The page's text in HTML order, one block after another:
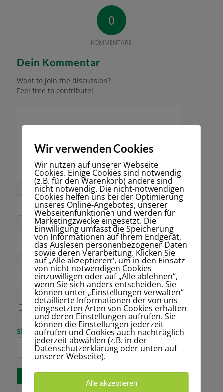
0
KOMMENTARE
Dein Kommentar
Want to join the discussion?
Feel free to contribute!
Name*
E-Mail-Adresse
*
Website
Name, E-Mail-
Adresse und
Website in
diesem Browser
für meinen
nächsten
Bitte gib eine
Antwort in
Ziffern ein:
siebzehn + vier =
Wir verwenden Cookies
Wir nutzen auf unserer Webseite
Cookies. Einige Cookies sind notwendig
(z.B. für den Warenkorb) andere sind
nicht notwendig. Die nicht-notwendigen
Cookies helfen uns bei der Optimierung
unseres Online-Angebotes, unserer
Webseitenfunktionen und werden für
Marketingzwecke eingesetzt. Die
Einwilligung umfasst die Speicherung
von Informationen auf Ihrem Endgerät,
das Auslesen personenbezogener Daten
sowie deren Verarbeitung. Klicken Sie
auf „Alle akzeptieren“, um in den Einsatz
von nicht notwendigen Cookies
einzuwilligen oder auf „Alle ablehnen“,
wenn Sie sich anders entscheiden. Sie
können unter „Einstellungen verwalten“
detaillierte Informationen der von uns
eingesetzten Arten von Cookies erhalten
und deren Einstellungen aufrufen. Sie
können die Einstellungen jederzeit
aufrufen und Cookies auch nachträglich
jederzeit abwählen (z.B. in der
Datenschutzerklärung oder unten auf
unserer Webseite).
Alle akzeptieren